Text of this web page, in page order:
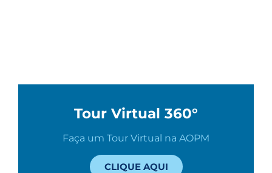
Tour Virtual 360°
Faça um Tour Virtual na AOPM
CLIQUE AQUI